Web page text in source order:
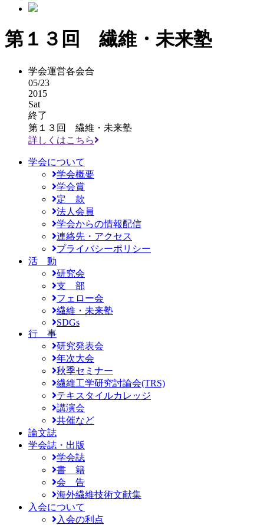
第１３回 繊維・未来塾
学会運営各会合
05/23
2015
Sat
終了
第１３回 繊維・未来塾
詳しくはこちら
学会について
学会概要
学会賞
定 款
法人会員
学会からの情報配信
連絡先・アクセス
プライバシーポリシー
活 動
研究会
支 部
フェロー会
繊維・未来塾
SDGs
行 事
研究発表会
年次大会
秋季セミナー
繊維工学研究討論会(TRS)
テキスタイルカレッジ
講演会
共催など
論文誌
学会誌・出版
学会誌
書 籍
会 告
海外繊維技術文献集
入会について
入会の利点